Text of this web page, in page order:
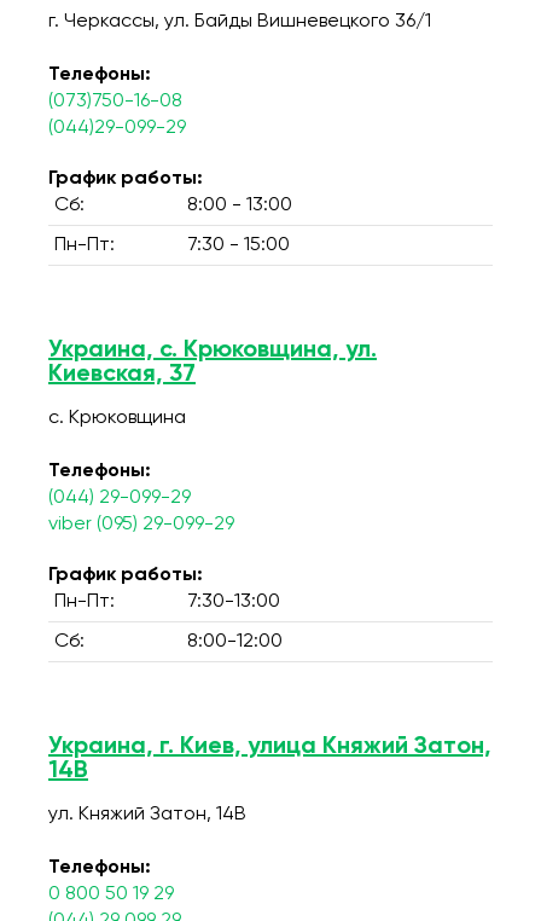
г. Черкассы, ул. Байды Вишневецкого 36/1
Телефоны:
(073)750-16-08
(044)29-099-29
График работы:
Сб:
8:00 - 13:00
Пн-Пт: 7:30 - 15:00
Украина, с. Крюковщина, ул.
Киевская, 37
с. Крюковщина
Телефоны:
(044) 29-099-29
viber (095) 29-099-29
График работы:
Пн-Пт:
7:30-13:00
Сб: 8:00-12:00
Украина, г. Киев, улица Княжий Затон,
14В
ул. Княжий Затон, 14В
Телефоны:
0 800 50 19 29